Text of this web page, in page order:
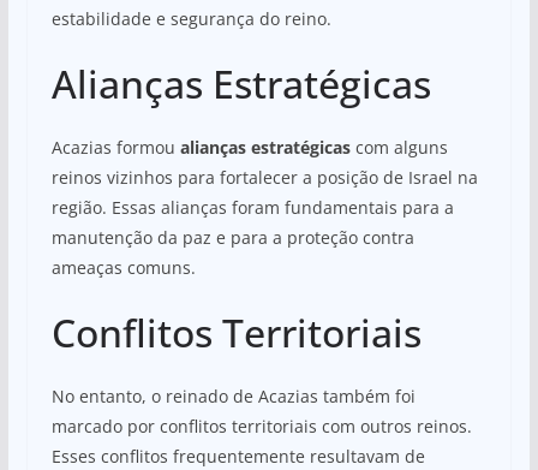
estabilidade e segurança do reino.
Alianças Estratégicas
Acazias formou alianças estratégicascom alguns
reinos vizinhos para fortalecer a posição de Israel na
região. Essas alianças foram fundamentais para a
manutenção da paz e para a proteção contra
ameaças comuns.
Conflitos Territoriais
No entanto, o reinado de Acazias também foi
marcado por conflitos territoriais com outros reinos.
Esses conflitos frequentemente resultavam de